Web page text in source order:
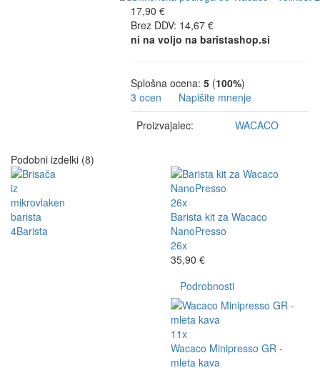
17,90 €
Brez DDV: 14,67 €
ni na voljo na baristashop.si
Splošna ocena: 5 (100%)
3 ocen
Napišite mnenje
Proizvajalec:
WACACO
Podobni izdelki (8)
26x
Barista kit za Wacaco
NanoPresso
26x
35,90 €
Podrobnosti
11x
Wacaco Minipresso GR -
mleta kava